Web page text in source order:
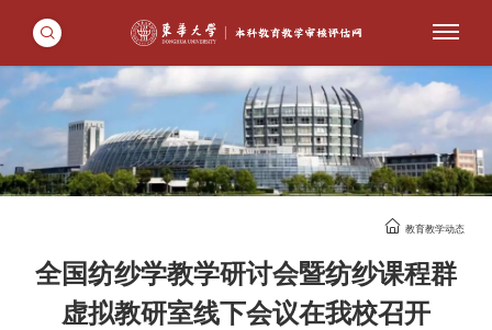
教育教学动态
全国纺纱学教学研讨会暨纺纱课程群
虚拟教研室线下会议在我校召开